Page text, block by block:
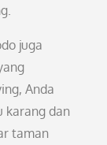
juga
Anda
karang dan
taman